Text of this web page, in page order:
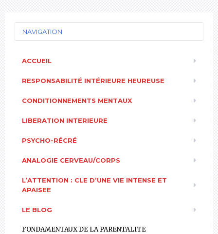
NAVIGATION
ACCUEIL
RESPONSABILITÉ INTÉRIEURE HEUREUSE
CONDITIONNEMENTS MENTAUX
LIBERATION INTERIEURE
PSYCHO-RÉCRÉ
ANALOGIE CERVEAU/CORPS
L’ATTENTION : CLE D’UNE VIE INTENSE ET
APAISEE
LE BLOG
FONDAMENTAUX DE LA PARENTALITE